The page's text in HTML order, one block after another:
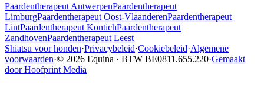
Paardentherapeut AntwerpenPaardentherapeut
LimburgPaardentherapeut Oost-VlaanderenPaardentherapeut
LintPaardentherapeut KontichPaardentherapeut
ZandhovenPaardentherapeut Leest
Shiatsu voor honden·Privacybeleid·Cookiebeleid·Algemene
voorwaarden·© 2026 Equina · BTW BE0811.655.220·Gemaakt
door Hoofprint Media